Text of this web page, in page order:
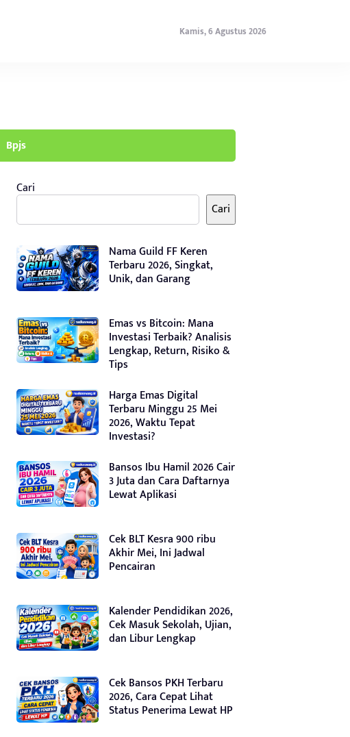
Kamis, 6 Agustus 2026
Bpjs
Cari
Cari
Nama Guild FF Keren
Terbaru 2026, Singkat,
Unik, dan Garang
Emas vs Bitcoin: Mana
Investasi Terbaik? Analisis
Lengkap, Return, Risiko &
Tips
Harga Emas Digital
Terbaru Minggu 25 Mei
2026, Waktu Tepat
Investasi?
Bansos Ibu Hamil 2026 Cair
3 Juta dan Cara Daftarnya
Lewat Aplikasi
Cek BLT Kesra 900 ribu
Akhir Mei, Ini Jadwal
Pencairan
Kalender Pendidikan 2026,
Cek Masuk Sekolah, Ujian,
dan Libur Lengkap
Cek Bansos PKH Terbaru
2026, Cara Cepat Lihat
Status Penerima Lewat HP